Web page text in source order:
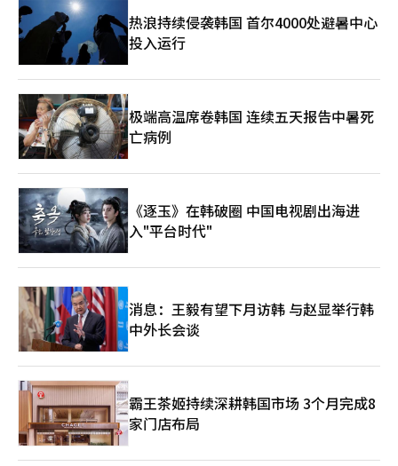
为“从怀孕消息公布的那一刻起，就要担心被排除在外或遭受不利
影响”，“女性非正式员工中有70%无法自由使用育儿假，实际上
意味着制度形同虚设”，“将生育和育儿视为个人问题，根本无法
解决低出生率问题”。 另一方面，也有网友提到雇主和同事的困
难。有网友表示：“在小公司中，一人请假，其他员工就得承担更
多工作”，“某些行业很难找到替代人选”，“仅仅加强对雇主的
惩罚并不能解决问题，还需要提供替代人力的支持”。 然而，大
多数反应最终指向了职场文化的改变。“如果因为一个人请假就导
致公司崩溃，那不是个人责任，而是组织系统的问题”，“不关心
请育儿假的员工的公司，长期来看会失去人才”，“必须消除让育
儿员工感到愧疚的氛围”。 关于育儿假后复职过程的担忧也成为
了一个重要议题。职场不公正119表示，从今年1月到6月，接到的
与生育和育儿相关的职场不公正咨询中，有36起案件的身份得到了
确认。这些案例包括在育儿假期间被通知辞职或申请缩短工作时间
后被调往远离的地方等。 对此，网友们表示：“复职比请假更让
人害怕并非空穴来风”，“如果回去后桌子不见了或被排除在外，
利和组织内的排挤都需要一起关注。 一些网友批评了低出生率政
策与劳动现实之间的脱节。“与其担心出生率低，不如创造一个能
让人养活孩子的工作环境”，“在一个无法自由使用育儿假的国
家，仅仅发放生育津贴又能解决什么问题”，“只有让育儿的人能
够继续工作，低出生率政策才有意义”。 关于男性育儿假认知改
善的呼声也在增加。网友们指出：“男性请育儿假时被视为特殊情
况的氛围需要改变”，“育儿仍被视为女性的责任，导致女性员工
承受更多压力”，“父亲也应自然地请育儿假，才能让公司不再只
关注某一性别的负担”。 最终，育儿假争议不仅是个人选择的问
题，更是职场结构的问题。只要生育和育儿的责任仍然被视为个人
热浪持续侵袭韩国 首尔4000处避暑中心
投入运行
极端高温席卷韩国 连续五天报告中暑死
亡病例
《逐玉》在韩破圈 中国电视剧出海进
入"平台时代"
消息：王毅有望下月访韩 与赵显举行韩
中外长会谈
霸王茶姬持续深耕韩国市场 3个月完成8
家门店布局